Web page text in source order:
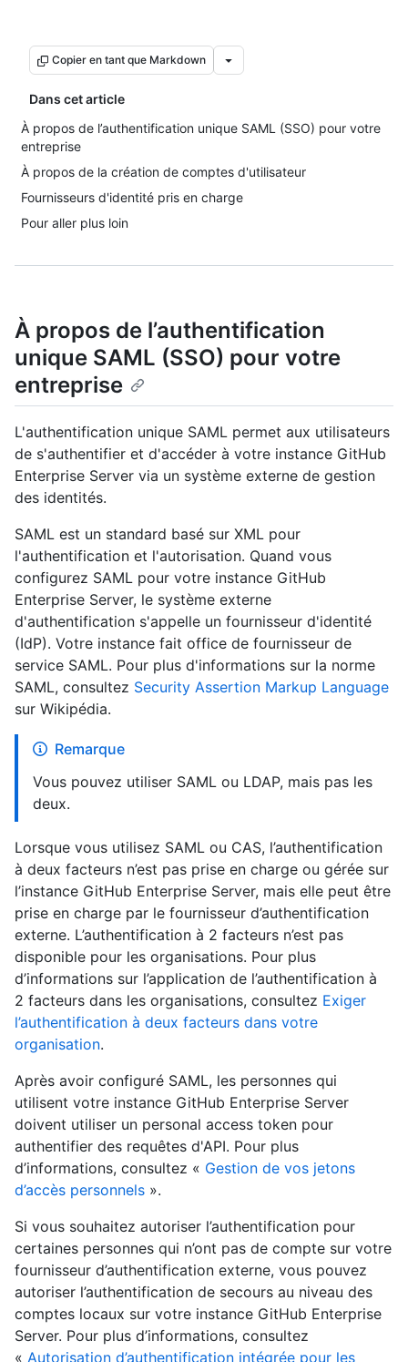
Copier en tant que Markdown
Dans cet article
À propos de l’authentification unique SAML (SSO) pour votre
entreprise
À propos de la création de comptes d'utilisateur
Fournisseurs d'identité pris en charge
Pour aller plus loin
À propos de l’authentification
unique SAML (SSO) pour votre
entreprise
L'authentification unique SAML permet aux utilisateurs
de s'authentifier et d'accéder à votre instance GitHub
Enterprise Server via un système externe de gestion
des identités.
SAML est un standard basé sur XML pour
l'authentification et l'autorisation. Quand vous
configurez SAML pour votre instance GitHub
Enterprise Server, le système externe
d'authentification s'appelle un fournisseur d'identité
(IdP). Votre instance fait office de fournisseur de
service SAML. Pour plus d'informations sur la norme
SAML, consultez Security Assertion Markup Language
sur Wikipédia.
Remarque
Vous pouvez utiliser SAML ou LDAP, mais pas les
deux.
Lorsque vous utilisez SAML ou CAS, l’authentification
à deux facteurs n’est pas prise en charge ou gérée sur
l’instance GitHub Enterprise Server, mais elle peut être
prise en charge par le fournisseur d’authentification
externe. L’authentification à 2 facteurs n’est pas
disponible pour les organisations. Pour plus
d’informations sur l’application de l’authentification à
2 facteurs dans les organisations, consultez Exiger
l’authentification à deux facteurs dans votre
organisation.
Après avoir configuré SAML, les personnes qui
utilisent votre instance GitHub Enterprise Server
doivent utiliser un personal access token pour
authentifier des requêtes d'API. Pour plus
d’informations, consultez « Gestion de vos jetons
d’accès personnels ».
Si vous souhaitez autoriser l’authentification pour
certaines personnes qui n’ont pas de compte sur votre
fournisseur d’authentification externe, vous pouvez
autoriser l’authentification de secours au niveau des
comptes locaux sur votre instance GitHub Enterprise
Server. Pour plus d’informations, consultez
« Autorisation d’authentification intégrée pour les